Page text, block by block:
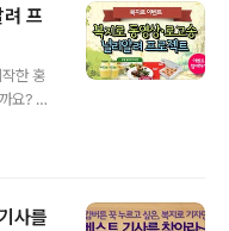
프
한 홍
요? 재
로 남기
영상
사를